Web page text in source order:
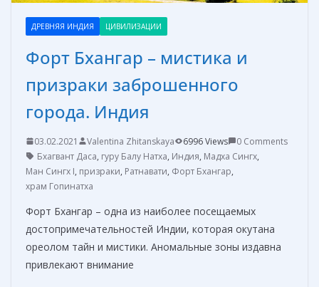
ДРЕВНЯЯ ИНДИЯ ЦИВИЛИЗАЦИИ
Форт Бхангар – мистика и
призраки заброшенного
города. Индия
03.02.2021 Valentina Zhitanskaya 6996 Views
0 Comments
Бхагвант Даса, гуру Балу Натха, Индия, Мадха Сингх,
Ман Сингх I, призраки, Ратнавати, Форт Бхангар,
храм Гопинатха
Форт Бхангар – одна из наиболее посещаемых
достопримечательностей Индии, которая окутана
ореолом тайн и мистики. Аномальные зоны издавна
привлекают внимание